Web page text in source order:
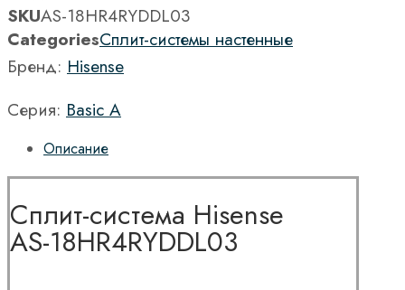
SKUAS-18HR4RYDDL03
CategoriesСплит-системы настенные
Бренд: Hisense
Серия: Basic A
Описание
Сплит-система Hisense
AS-18HR4RYDDL03